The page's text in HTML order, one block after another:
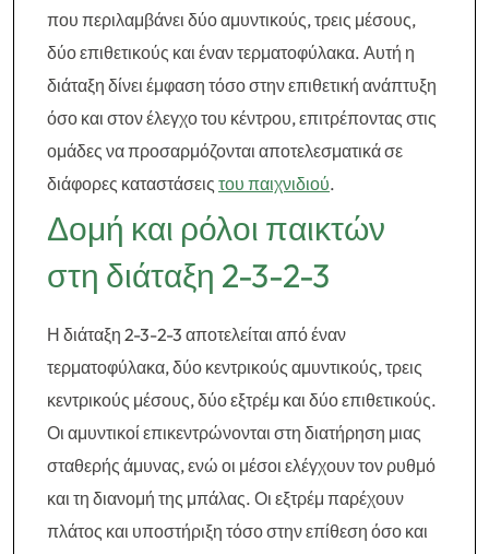
που περιλαμβάνει δύο αμυντικούς, τρεις μέσους,
δύο επιθετικούς και έναν τερματοφύλακα. Αυτή η
διάταξη δίνει έμφαση τόσο στην επιθετική ανάπτυξη
όσο και στον έλεγχο του κέντρου, επιτρέποντας στις
ομάδες να προσαρμόζονται αποτελεσματικά σε
διάφορες καταστάσεις του παιχνιδιού.
Δομή και ρόλοι παικτών
στη διάταξη 2-3-2-3
Η διάταξη 2-3-2-3 αποτελείται από έναν
τερματοφύλακα, δύο κεντρικούς αμυντικούς, τρεις
κεντρικούς μέσους, δύο εξτρέμ και δύο επιθετικούς.
Οι αμυντικοί επικεντρώνονται στη διατήρηση μιας
σταθερής άμυνας, ενώ οι μέσοι ελέγχουν τον ρυθμό
και τη διανομή της μπάλας. Οι εξτρέμ παρέχουν
πλάτος και υποστήριξη τόσο στην επίθεση όσο και